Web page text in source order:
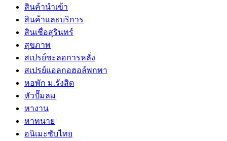
สินค้านำเข้า
สินค้าและบริการ
สินเชื่อสุรินทร์
สุขภาพ
สเปรย์ชะลอการหลั่ง
สเปรย์แอลกอฮอล์พกพา
หอพัก ม.รังสิต
หัวปั๊มลม
หางาน
หาทนาย
อนิเมะซับไทย